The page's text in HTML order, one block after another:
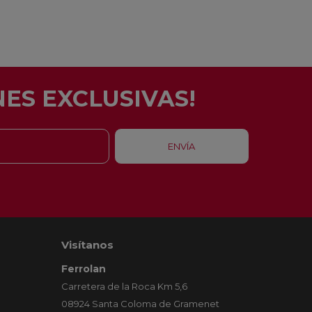
EXCLUSIVAS!
Visítanos
Ferrolan
Carretera de la Roca Km 5,6
08924 Santa Coloma de Gramenet